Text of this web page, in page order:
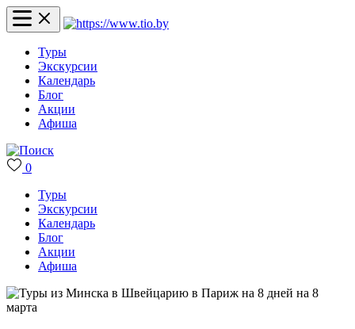
Туры
Экскурсии
Календарь
Блог
Акции
Афиша
0
Туры
Экскурсии
Календарь
Блог
Акции
Афиша